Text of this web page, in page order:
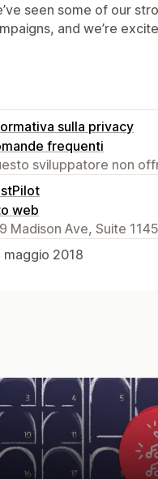
seen some of our
and we’re
sulla privacy
frequenti
sviluppatore non
web
Madison Ave, Suite
maggio 2018